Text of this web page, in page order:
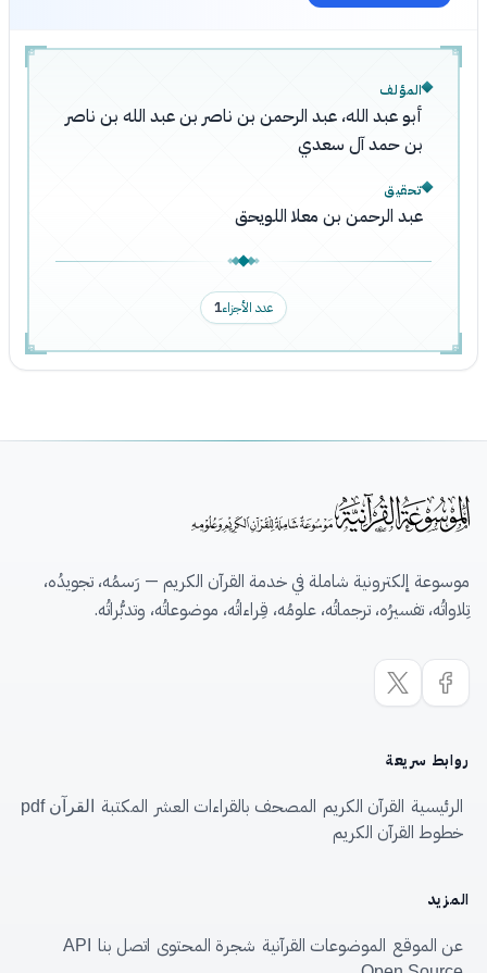
المؤلف
أبو عبد الله، عبد الرحمن بن ناصر بن عبد الله بن ناصر
بن حمد آل سعدي
تحقيق
عبد الرحمن بن معلا اللويحق
عدد الأجزاء1
موسوعة إلكترونية شاملة في خدمة القرآن الكريم — رَسمُه، تجويدُه،
تِلاواتُه، تفسيرُه، ترجماتُه، علومُه، قِراءاتُه، موضوعاتُه، وتدبُّراتُه.
روابط سريعة
الرئيسية القرآن الكريم المصحف بالقراءات العشر المكتبة القرآن pdf
خطوط القرآن الكريم
المزيد
عن الموقع الموضوعات القرآنية شجرة المحتوى اتصل بنا
API